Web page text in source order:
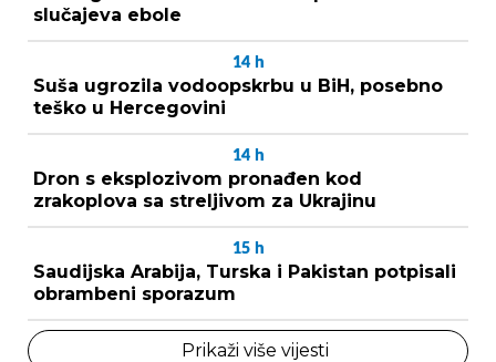
slučajeva ebole
14 h
Suša ugrozila vodoopskrbu u BiH, posebno
teško u Hercegovini
14 h
Dron s eksplozivom pronađen kod
zrakoplova sa streljivom za Ukrajinu
15 h
Saudijska Arabija, Turska i Pakistan potpisali
obrambeni sporazum
Prikaži više vijesti